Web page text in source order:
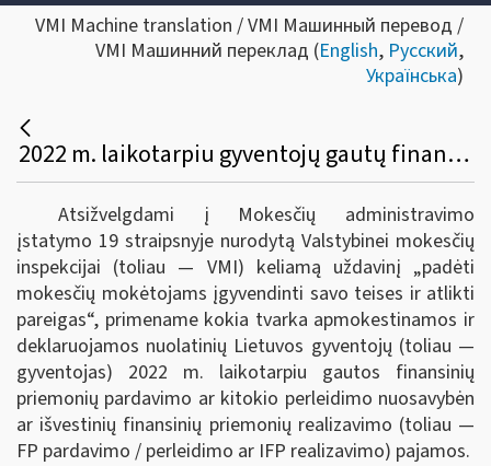
VMI Machine translation / VMI Машинный перевод /
VMI Машинний переклад (English, Русский,
Українська)
2022 m. laikotarpiu gyventojų gautų finansinių priemonių pardavimo ar kitokio perleidimo nuosavybėn ar išvestinių finansinių priemonių realizavimo pajamų apmokestinimo ir deklaravimo ypatumai
Atsižvelgdami į Mokesčių administravimo
įstatymo 19 straipsnyje nurodytą Valstybinei mokesčių
inspekcijai (toliau — VMI) keliamą uždavinį „padėti
mokesčių mokėtojams įgyvendinti savo teises ir atlikti
pareigas“, primename kokia tvarka apmokestinamos ir
deklaruojamos nuolatinių Lietuvos gyventojų (toliau —
gyventojas) 2022 m. laikotarpiu gautos finansinių
priemonių pardavimo ar kitokio perleidimo nuosavybėn
ar išvestinių finansinių priemonių realizavimo (toliau —
FP pardavimo / perleidimo ar IFP realizavimo) pajamos.